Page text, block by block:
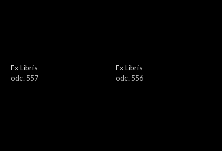
Ex Libris
odc. 557
Ex Libris
odc. 556